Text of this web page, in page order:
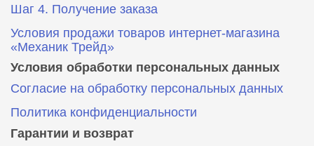
Шаг 4. Получение заказа
Условия продажи товаров интернет-магазина
«Механик Трейд»
Условия обработки персональных данных
Согласие на обработку персональных данных
Политика конфиденциальности
Гарантии и возврат